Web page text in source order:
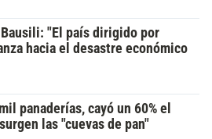
"El país dirigido por
hacia el desastre económico
panaderías, cayó un 60% el
las "cuevas de pan"